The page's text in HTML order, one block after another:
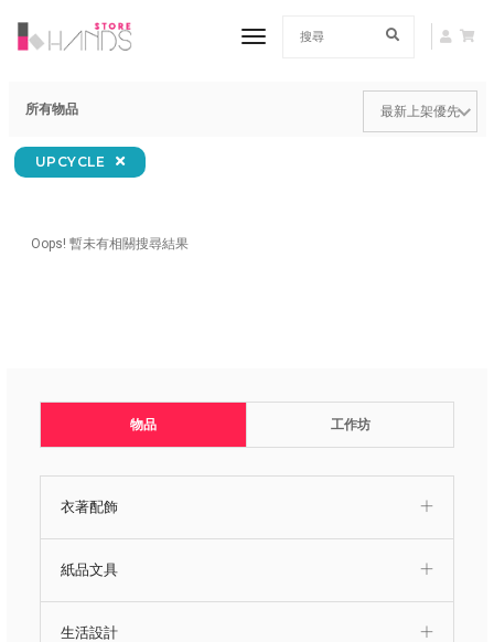
toggle navigation
物品 工作坊
衣著配飾
紙品文具
生活設計
所有物品
UPCYCLE
Oops! 暫未有相關搜尋結果